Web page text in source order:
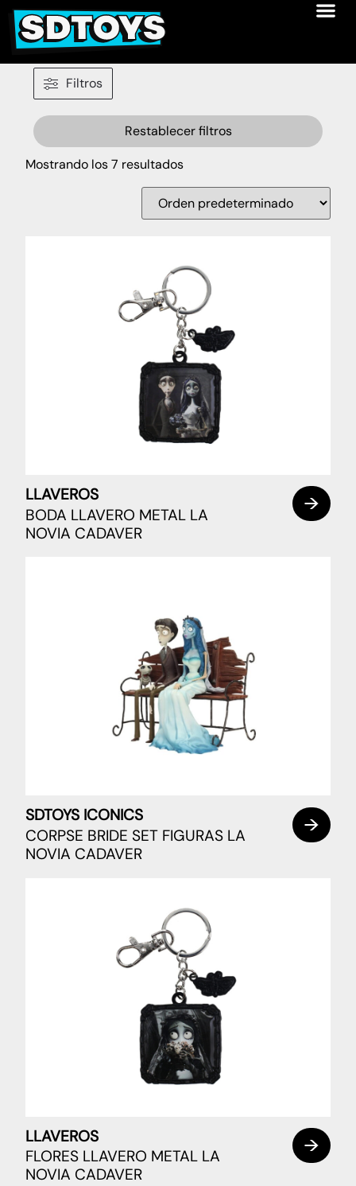
Filtros
Restablecer filtros
Mostrando los 7 resultados
LLAVEROS
BODA LLAVERO METAL LA
NOVIA CADAVER
SDTOYS ICONICS
CORPSE BRIDE SET FIGURAS LA
NOVIA CADAVER
LLAVEROS
FLORES LLAVERO METAL LA
NOVIA CADAVER